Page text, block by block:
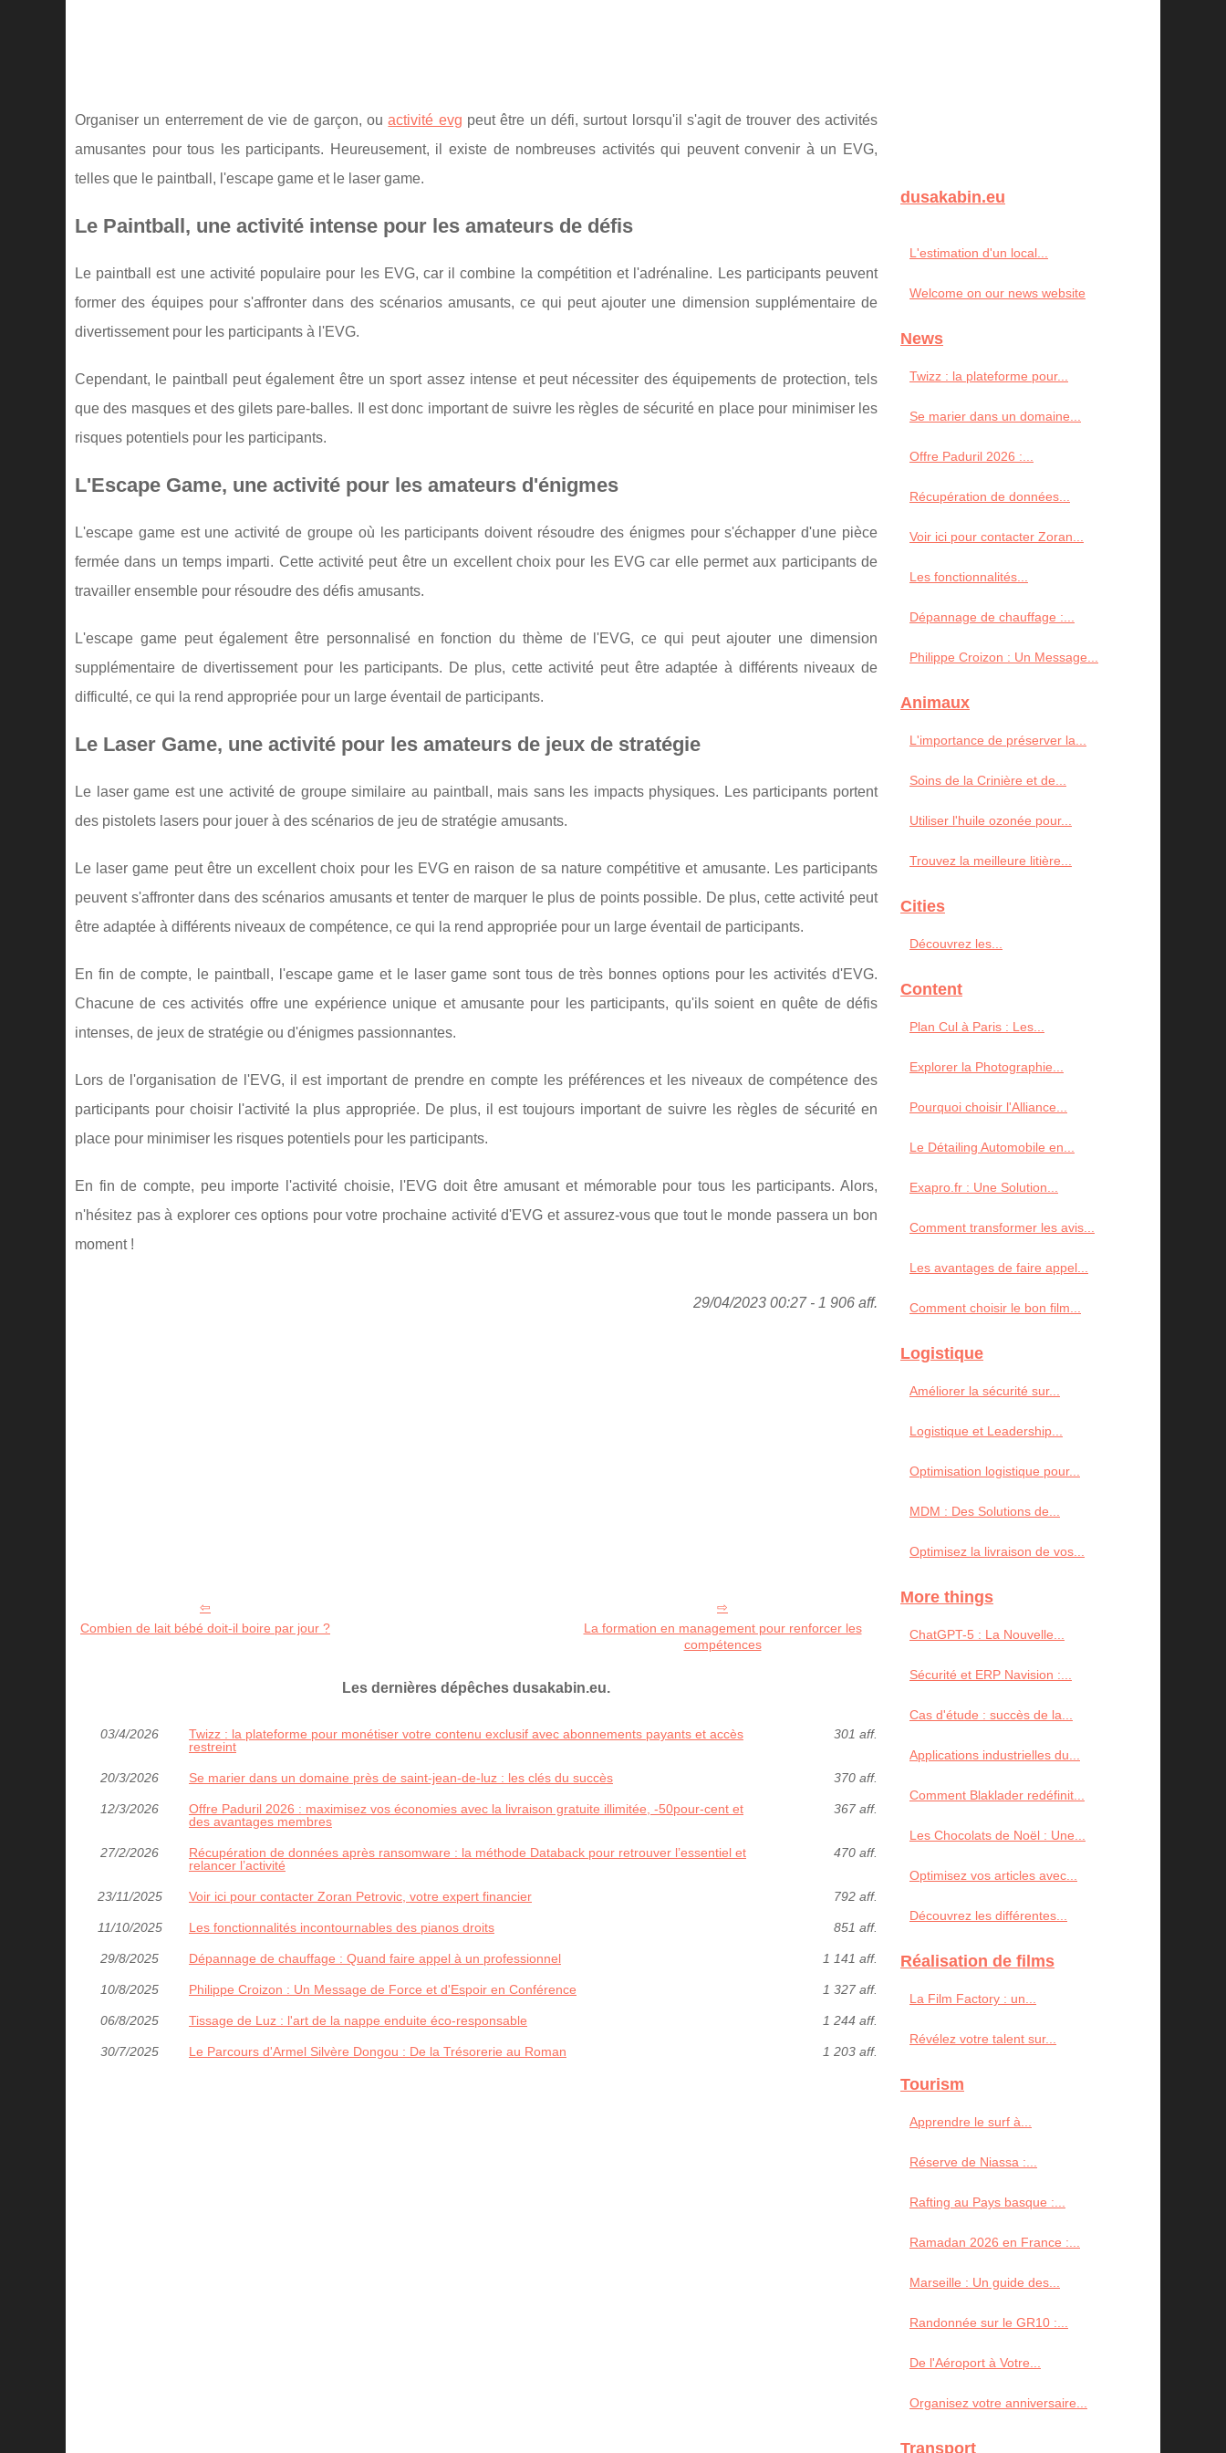
Organiser un enterrement de vie de garçon, ouactivité evg peut être un défi, surtout lorsqu'il s'agit de trouver des activités
amusantes pour tous les participants. Heureusement, il existe de nombreuses activités qui peuvent convenir à un EVG,
telles que le paintball, l'escape game et le laser game.
Le Paintball, une activité intense pour les amateurs de défis
Le paintball est une activité populaire pour les EVG, car il combine la compétition et l'adrénaline. Les participants peuvent
former des équipes pour s'affronter dans des scénarios amusants, ce qui peut ajouter une dimension supplémentaire de
divertissement pour les participants à l'EVG.
Cependant, le paintball peut également être un sport assez intense et peut nécessiter des équipements de protection, tels
que des masques et des gilets pare-balles. Il est donc important de suivre les règles de sécurité en place pour minimiser les
risques potentiels pour les participants.
L'Escape Game, une activité pour les amateurs d'énigmes
L'escape game est une activité de groupe où les participants doivent résoudre des énigmes pour s'échapper d'une pièce
fermée dans un temps imparti. Cette activité peut être un excellent choix pour les EVG car elle permet aux participants de
travailler ensemble pour résoudre des défis amusants.
L'escape game peut également être personnalisé en fonction du thème de l'EVG, ce qui peut ajouter une dimension
supplémentaire de divertissement pour les participants. De plus, cette activité peut être adaptée à différents niveaux de
difficulté, ce qui la rend appropriée pour un large éventail de participants.
Le Laser Game, une activité pour les amateurs de jeux de stratégie
Le laser game est une activité de groupe similaire au paintball, mais sans les impacts physiques. Les participants portent
des pistolets lasers pour jouer à des scénarios de jeu de stratégie amusants.
Le laser game peut être un excellent choix pour les EVG en raison de sa nature compétitive et amusante. Les participants
peuvent s'affronter dans des scénarios amusants et tenter de marquer le plus de points possible. De plus, cette activité peut
être adaptée à différents niveaux de compétence, ce qui la rend appropriée pour un large éventail de participants.
En fin de compte, le paintball, l'escape game et le laser game sont tous de très bonnes options pour les activités d'EVG.
Chacune de ces activités offre une expérience unique et amusante pour les participants, qu'ils soient en quête de défis
intenses, de jeux de stratégie ou d'énigmes passionnantes.
Lors de l'organisation de l'EVG, il est important de prendre en compte les préférences et les niveaux de compétence des
participants pour choisir l'activité la plus appropriée. De plus, il est toujours important de suivre les règles de sécurité en
place pour minimiser les risques potentiels pour les participants.
En fin de compte, peu importe l'activité choisie, l'EVG doit être amusant et mémorable pour tous les participants. Alors,
n'hésitez pas à explorer ces options pour votre prochaine activité d'EVG et assurez-vous que tout le monde passera un bon
moment !
29/04/2023 00:27 - 1 906 aff.
Combien de lait bébé doit-il boire par jour ?
La formation en management pour renforcer les
compétences
Les dernières dépêches dusakabin.eu.
03/4/2026
Twizz : la plateforme pour monétiser votre contenu exclusif avec abonnements payants et accès
restreint
301 aff.
20/3/2026 Se marier dans un domaine près de saint-jean-de-luz : les clés du succès 370 aff.
12/3/2026
Offre Paduril 2026 : maximisez vos économies avec la livraison gratuite illimitée, -50pour-cent et
des avantages membres
367 aff.
27/2/2026
Récupération de données après ransomware : la méthode Databack pour retrouver l’essentiel et
relancer l’activité
470 aff.
23/11/2025 Voir ici pour contacter Zoran Petrovic, votre expert financier 792 aff.
11/10/2025 Les fonctionnalités incontournables des pianos droits 851 aff.
29/8/2025 Dépannage de chauffage : Quand faire appel à un professionnel 1 141 aff.
10/8/2025 Philippe Croizon : Un Message de Force et d'Espoir en Conférence 1 327 aff.
06/8/2025 Tissage de Luz : l'art de la nappe enduite éco-responsable 1 244 aff.
30/7/2025 Le Parcours d'Armel Silvère Dongou : De la Trésorerie au Roman 1 203 aff.
dusakabin.eu
L'estimation d'un local...
Welcome on our news website
News
Twizz : la plateforme pour...
Se marier dans un domaine...
Offre Paduril 2026 :...
Récupération de données...
Voir ici pour contacter Zoran...
Les fonctionnalités...
Dépannage de chauffage :...
Philippe Croizon : Un Message...
Animaux
L'importance de préserver la...
Soins de la Crinière et de...
Utiliser l'huile ozonée pour...
Trouvez la meilleure litière...
Cities
Découvrez les...
Content
Plan Cul à Paris : Les...
Explorer la Photographie...
Pourquoi choisir l'Alliance...
Le Détailing Automobile en...
Exapro.fr : Une Solution...
Comment transformer les avis...
Les avantages de faire appel...
Comment choisir le bon film...
Logistique
Améliorer la sécurité sur...
Logistique et Leadership...
Optimisation logistique pour...
MDM : Des Solutions de...
Optimisez la livraison de vos...
More things
ChatGPT-5 : La Nouvelle...
Sécurité et ERP Navision :...
Cas d'étude : succès de la...
Applications industrielles du...
Comment Blaklader redéfinit...
Les Chocolats de Noël : Une...
Optimisez vos articles avec...
Découvrez les différentes...
Réalisation de films
La Film Factory : un...
Révélez votre talent sur...
Tourism
Apprendre le surf à...
Réserve de Niassa :...
Rafting au Pays basque :...
Ramadan 2026 en France :...
Marseille : Un guide des...
Randonnée sur le GR10 :...
De l'Aéroport à Votre...
Organisez votre anniversaire...
Transport